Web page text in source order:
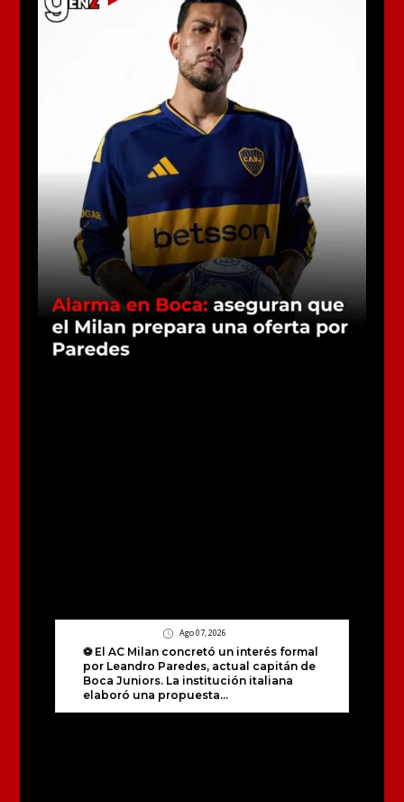
Ago 07, 2026
⚽ El AC Milan concretó un interés formal
por Leandro Paredes, actual capitán de
Boca Juniors. La institución italiana
elaboró una propuesta...